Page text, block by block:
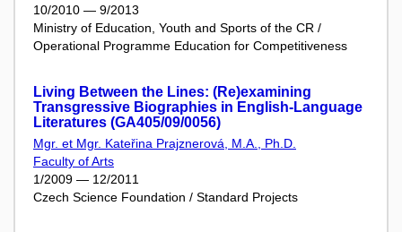
10/2010 — 9/2013
Ministry of Education, Youth and Sports of the CR /
Operational Programme Education for Competitiveness
Living Between the Lines: (Re)examining
Transgressive Biographies in English-Language
Literatures (GA405/09/0056)
Mgr. et Mgr. Kateřina Prajznerová, M.A., Ph.D.
Faculty of Arts
1/2009 — 12/2011
Czech Science Foundation / Standard Projects